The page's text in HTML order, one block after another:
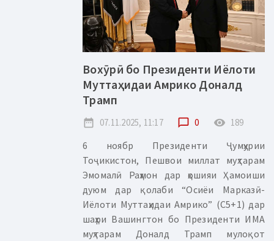
Вохӯрӣ бо Президенти Иёлоти
Муттаҳидаи Амрико Доналд
Трамп
date_range 07.11.2025, 11:17 chat_bubble_outline 0 remove_red_eye 189
6 ноябр Президенти Ҷумҳурии
Тоҷикистон, Пешвои миллат муҳтарам
Эмомалӣ Раҳмон дар ҳошияи Ҳамоиши
дуюм дар қолаби “Осиёи Марказӣ-
Иёлоти Муттаҳидаи Амрико” (С5+1) дар
шаҳри Вашингтон бо Президенти ИМА
муҳтарам Доналд Трамп мулоқот